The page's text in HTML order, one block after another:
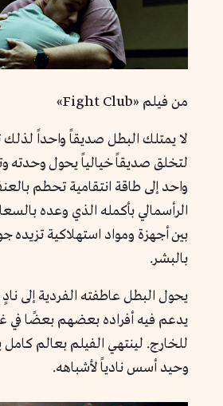
من فيلم «Fight Club»
لا يمتلك البطل صديقاً واحداً
لتخلق صديقاً خيالياً يحول
واحد إلى طاقة انتقامية تحطم
الرأسمالي بأكمله الذي وعده
بين أجهزة ومواد استهلاكية تزيده
بالبشر.
يحول البطل عاطفته الفردية إلى
يدعم فيه أفراده بعضهم بعضًا في
للخارج. لينتهي الفيلم بعالم
وحيد أسس نادياً لأشباهه.